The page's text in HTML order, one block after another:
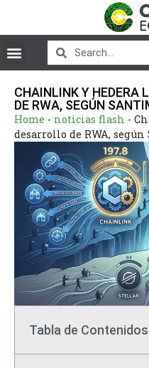
CHAINLINK Y HEDERA
DE RWA, SEGÚN
Home - noticias flash -
desarrollo de RWA,
Tabla de Contenidos